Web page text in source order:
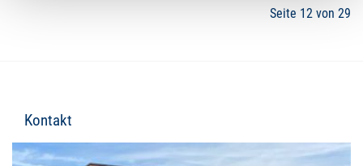
Seite 12 von 29
Kontakt